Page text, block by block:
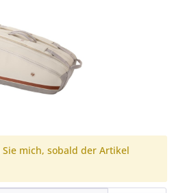
mich, sobald der Artikel